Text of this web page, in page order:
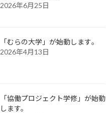
2026年6月25日
「むらの大学」が始動します｡
2026年4月13日
「協働プロジェクト学修」が始動
します。